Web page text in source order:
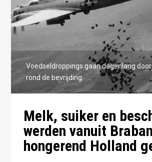
Voedseldroppings gaan dagenlang
rond de bevrijding.
Melk, suiker en
werden vanuit
hongerend Holland